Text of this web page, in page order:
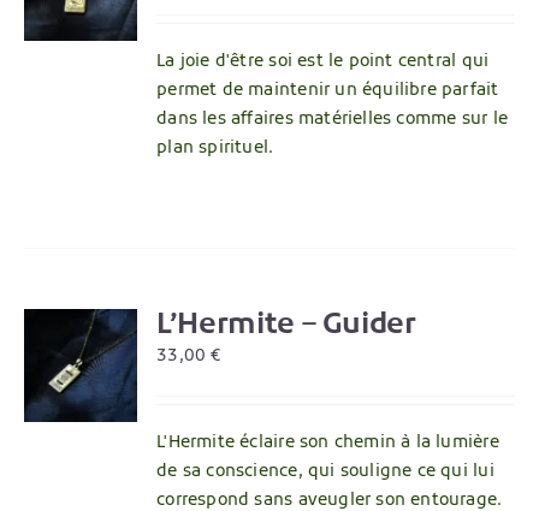
La joie d'être soi est le point central qui
permet de maintenir un équilibre parfait
dans les affaires matérielles comme sur le
plan spirituel.
L’Hermite – Guider
33,00€
L'Hermite éclaire son chemin à la lumière
de sa conscience, qui souligne ce qui lui
correspond sans aveugler son entourage.